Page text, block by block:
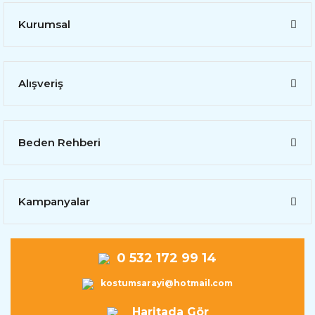
Kurumsal
Alışveriş
Beden Rehberi
Kampanyalar
0 532 172 99 14
kostumsarayi@hotmail.com
Haritada Gör